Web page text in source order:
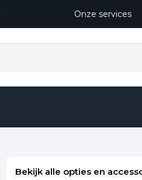
Onze services
Bekijk alle opties en